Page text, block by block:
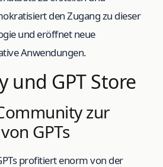
den Zugang zu dieser
und eröffnet neue
Anwendungen.
und GPT Store
zur
GPTs
profitiert enorm von der